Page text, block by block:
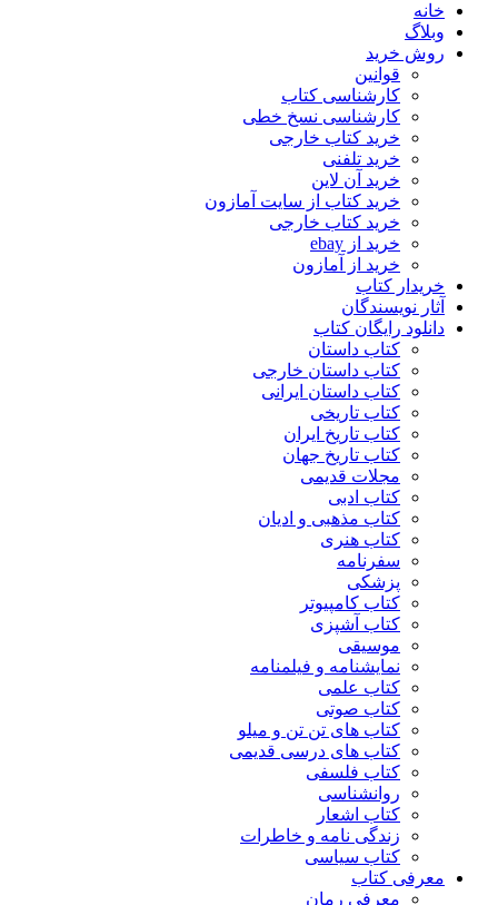
خانه
وبلاگ
روش خرید
قوانین
کارشناسی کتاب
کارشناسی نسخ خطی
خرید کتاب خارجی
خرید تلفنی
خرید آن لاین
خرید کتاب از سایت آمازون
خرید کتاب خارجی
خرید از ebay
خرید از آمازون
خریدار کتاب
آثار نویسندگان
دانلود رایگان کتاب
کتاب داستان
کتاب داستان خارجی
کتاب داستان ایرانی
کتاب تاریخی
کتاب تاریخ ایران
کتاب تاریخ جهان
مجلات قدیمی
کتاب ادبی
کتاب مذهبی و ادیان
کتاب هنری
سفرنامه
پزشکی
کتاب کامپیوتر
کتاب آشپزی
موسیقی
نمایشنامه و فیلمنامه
کتاب علمی
کتاب صوتی
کتاب های تن تن و میلو
کتاب های درسی قدیمی
کتاب فلسفی
روانشناسی
کتاب اشعار
زندگی نامه و خاطرات
کتاب سیاسی
معرفی کتاب
معرفی رمان